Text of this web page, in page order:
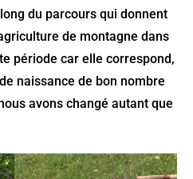
du parcours qui donnent
de montagne dans
période car elle correspond,
naissance de bon nombre
avons changé autant que